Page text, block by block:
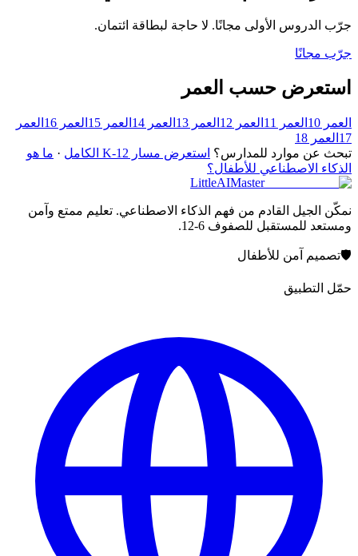
جرّب الدروس الأولى مجانًا. لا حاجة لبطاقة ائتمان.
جرّب مجانًا
استعرض حسب العمر
العمر 10 العمر 11 العمر 12 العمر 13 العمر 14 العمر 15 العمر 16
العمر
17 العمر 18
تبحث عن موارد للمدارس؟ استعرض مسار K-12 الكامل · ما هو
الذكاء الاصطناعي للأطفال؟
LittleAIMaster
نمكّن الجيل القادم من فهم الذكاء الاصطناعي. تعليم ممتع وآمن
ومستعد للمستقبل للصفوف 6-12.
🛡️تصميم آمن للأطفال
حمّل التطبيق